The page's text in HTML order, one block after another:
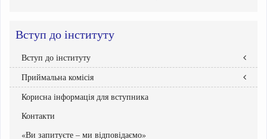
Вступ до інституту
Вступ до інституту
Правила прийому
Бакалавр
Національний мультипредметний тест
Рейтингові списки вступників
Приймальна комісія
Склад Приймальної комісії
Графік роботи приймальної комісії
Корисна інформація для вступника
Контакти
«Ви запитуєте – ми відповідаємо»